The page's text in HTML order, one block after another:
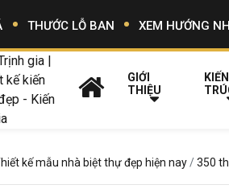
THƯỚC LỖ BAN XEM HƯỚNG
GIỚI
THIỆU
KIẾN
kế mẫu nhà biệt thự đẹp hiện nay 350